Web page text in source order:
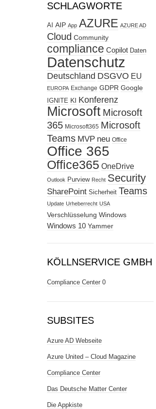
SCHLAGWORTE
AI AIP App AZURE AZURE AD
Cloud Community
compliance Copilot Daten
Datenschutz
Deutschland DSGVO EU
EUROPA Exchange GDPR Google
IGNITE KI Konferenz
Microsoft Microsoft
365 Microsoft365 Microsoft
Teams MVP neu Office
Office 365
Office365 OneDrive
Outlook Purview Recht Security
SharePoint Sicherheit Teams
Update Urheberrecht USA
Verschlüsselung Windows
Windows 10 Yammer
KÖLLNSERVICE GMBH
Compliance Center 0
SUBSITES
Azure AD Webseite
Azure United – Cloud Magazine
Compliance Center
Das Deutsche Matter Center
Die Appkiste